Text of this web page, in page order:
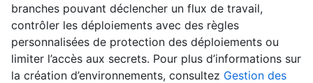
branches pouvant déclencher un flux de travail,
contrôler les déploiements avec des règles
personnalisées de protection des déploiements ou
limiter l’accès aux secrets. Pour plus d’informations sur
la création d’environnements, consultez Gestion des